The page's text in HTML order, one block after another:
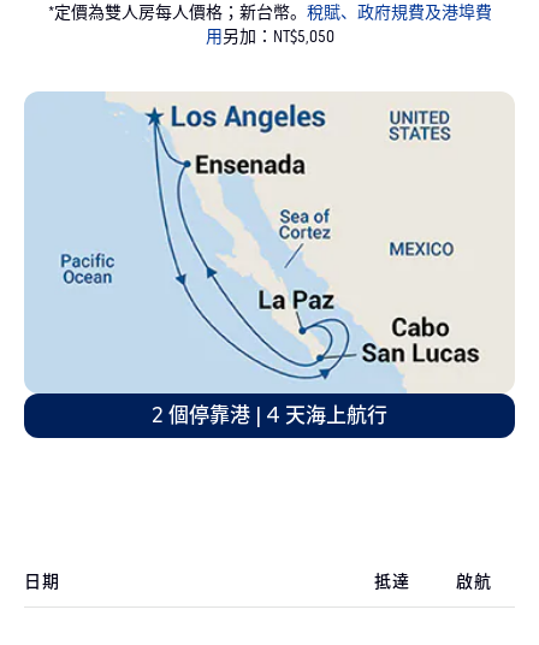
*定價為雙人房每人價格；新台幣。 稅賦、政府規費及港埠費
用另加：NT$5,050
2 個停靠港 | 4 天海上航行
日期 抵達 啟航